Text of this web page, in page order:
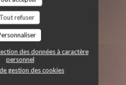
Tout refuser
des données à caractère
personnel
gestion des cookies